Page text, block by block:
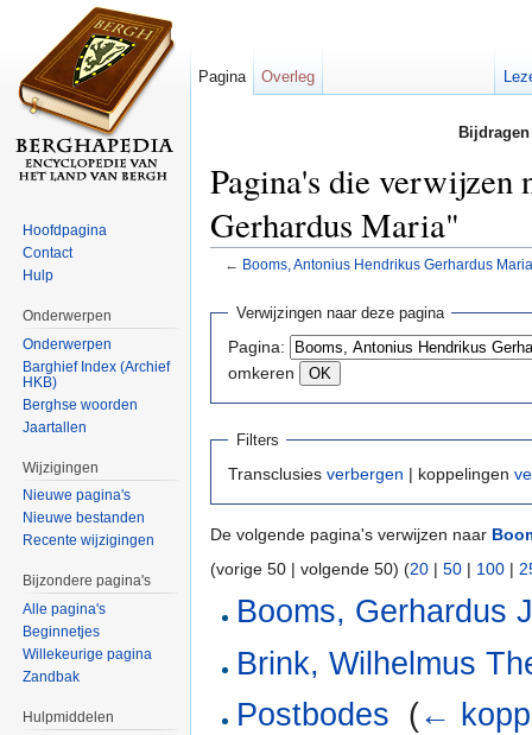
Pagina's die verwijzen
Gerhardus Maria"
← Booms, Antonius Hendrikus Gerhardus Maria
Verwijzingen naar deze pagina
Pagina:
omkeren
Filters
Transclusies verbergen | koppelingen
De volgende pagina's verwijzen naar
(vorige 50 | volgende 50) (20 | 50 | 100 |
Booms, Gerhardus
Brink, Wilhelmus
Postbodes (←
Pagina Overleg
Hoofdpagina
Contact
Hulp
Onderwerpen
Onderwerpen
Barghief Index (Archief
HKB)
Berghse woorden
Jaartallen
Wijzigingen
Nieuwe pagina's
Nieuwe bestanden
Recente wijzigingen
Bijzondere pagina's
Alle pagina's
Beginnetjes
Willekeurige pagina
Zandbak
Hulpmiddelen